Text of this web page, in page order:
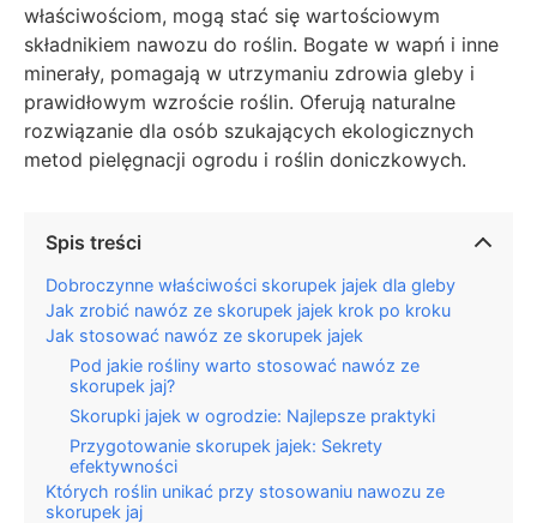
właściwościom, mogą stać się wartościowym
składnikiem nawozu do roślin. Bogate w wapń i inne
minerały, pomagają w utrzymaniu zdrowia gleby i
prawidłowym wzroście roślin. Oferują naturalne
rozwiązanie dla osób szukających ekologicznych
metod pielęgnacji ogrodu i roślin doniczkowych.
Spis treści
Dobroczynne właściwości skorupek jajek dla gleby
Jak zrobić nawóz ze skorupek jajek krok po kroku
Jak stosować nawóz ze skorupek jajek
Pod jakie rośliny warto stosować nawóz ze
skorupek jaj?
Skorupki jajek w ogrodzie: Najlepsze praktyki
Przygotowanie skorupek jajek: Sekrety
efektywności
Których roślin unikać przy stosowaniu nawozu ze
skorupek jaj